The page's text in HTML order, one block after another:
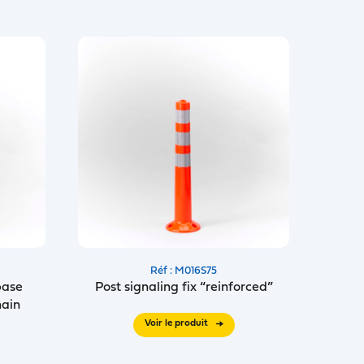
Réf : M016S75
Post signaling fix “reinforced”
Voir le produit